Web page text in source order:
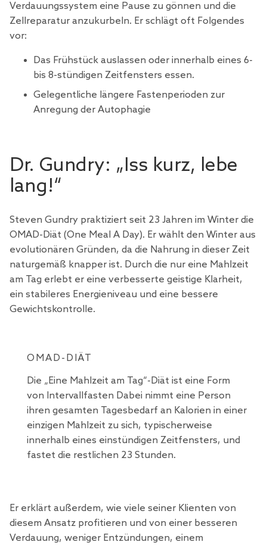
Verdauungssystem eine Pause zu gönnen und die
Zellreparatur anzukurbeln. Er schlägt oft Folgendes
vor:
Das Frühstück auslassen oder innerhalb eines 6-
bis 8-stündigen Zeitfensters essen.
Gelegentliche längere Fastenperioden zur
Anregung der Autophagie
Dr. Gundry: „Iss kurz, lebe
lang!“
Steven Gundry praktiziert seit 23 Jahren im Winter die
OMAD-Diät (One Meal A Day). Er wählt den Winter aus
evolutionären Gründen, da die Nahrung in dieser Zeit
naturgemäß knapper ist. Durch die nur eine Mahlzeit
am Tag erlebt er eine verbesserte geistige Klarheit,
ein stabileres Energieniveau und eine bessere
Gewichtskontrolle.
OMAD-DIÄT
Die „Eine Mahlzeit am Tag“-Diät ist eine Form
von Intervallfasten Dabei nimmt eine Person
ihren gesamten Tagesbedarf an Kalorien in einer
einzigen Mahlzeit zu sich, typischerweise
innerhalb eines einstündigen Zeitfensters, und
fastet die restlichen 23 Stunden.
Er erklärt außerdem, wie viele seiner Klienten von
diesem Ansatz profitieren und von einer besseren
Verdauung, weniger Entzündungen, einem